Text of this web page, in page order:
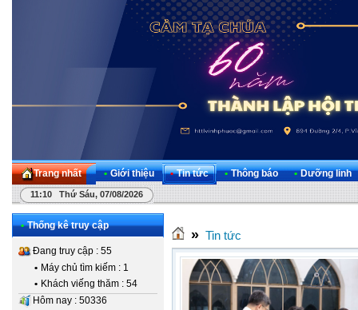
Trang nhất • Giới thiệu • Tin tức • Thông báo • Dưỡng linh
11:10 Thứ Sáu, 07/08/2026
• Thống kê truy cập
Đang truy cập : 55
• Máy chủ tìm kiếm : 1
• Khách viếng thăm : 54
Hôm nay : 50336
» Tin tức